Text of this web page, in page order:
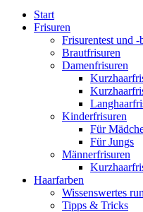
Start
Frisuren
Frisurentest und -
Brautfrisuren
Damenfrisuren
Kinderfrisuren
Für
Für Jungs
Männerfrisuren
Haarfarben
Wissenswertes
Tipps & Tricks